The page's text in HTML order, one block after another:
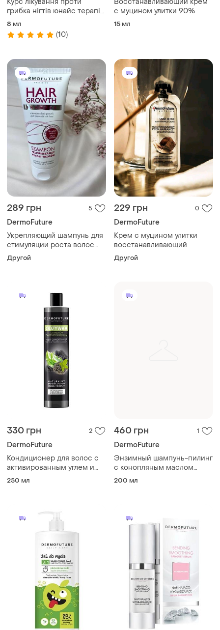
грибка нігтів юнайс терапія
dermofuture
8 мл
(10)
с муцином улитки 90%
15 мл
289 грн 5
DermoFuture
Укрепляющий шампунь для
стимуляции роста волос
для женщин, 200 мл
Другой
229 грн 0
DermoFuture
Крем с муцином улитки
восстанавливающий
Другой
330 грн 2
DermoFuture
Кондиционер для волос с
активированным углем и
белым чаем dermofuture,
250 мл
460 грн 1
DermoFuture
Энзимный шампунь-пилинг
с конопляным маслом
dermofuture, 200 мл
200 мл